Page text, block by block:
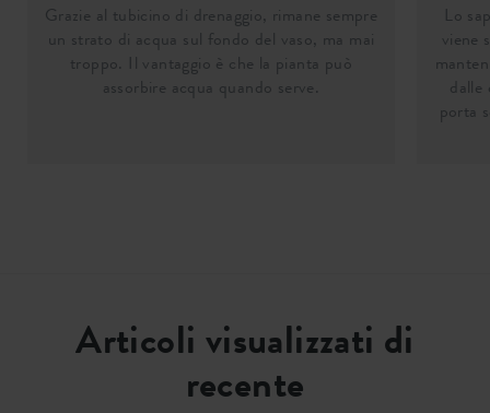
Grazie al tubicino di drenaggio, rimane sempre
un strato di acqua sul fondo del vaso, ma mai
troppo. Il vantaggio è che la pianta può
assorbire acqua quando serve.
Lo
viene
dalle
porta
Articoli visualizzati di
recente